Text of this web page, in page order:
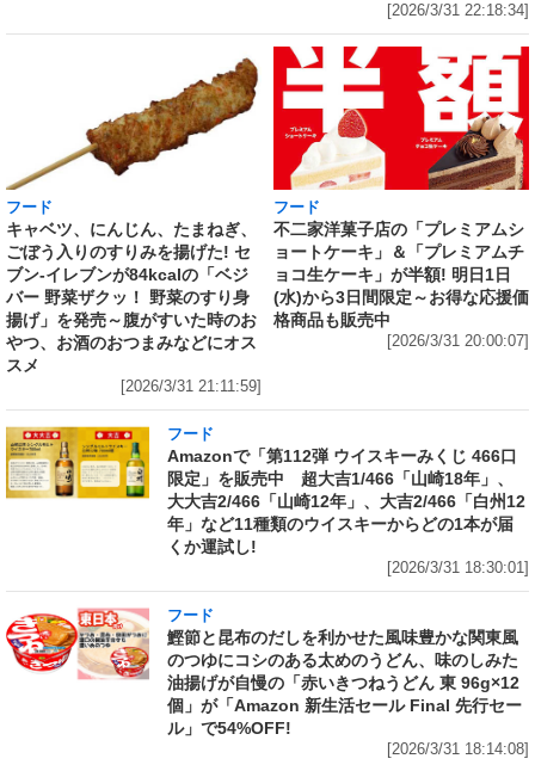
[2026/3/31 22:18:34]
フード
キャベツ、にんじん、たまねぎ、
ごぼう入りのすりみを揚げた! セ
ブン‐イレブンが84kcalの「ベジ
バー 野菜ザクッ！ 野菜のすり身
揚げ」を発売～腹がすいた時のお
やつ、お酒のおつまみなどにオス
スメ
[2026/3/31 21:11:59]
フード
不二家洋菓子店の「プレミアムシ
ョートケーキ」＆「プレミアムチ
ョコ生ケーキ」が半額! 明日1日
(水)から3日間限定～お得な応援価
格商品も販売中
[2026/3/31 20:00:07]
フード
Amazonで「第112弾 ウイスキーみくじ 466口
限定」を販売中 超大吉1/466「山崎18年」、
大大吉2/466「山崎12年」、大吉2/466「白州12
年」など11種類のウイスキーからどの1本が届
くか運試し!
[2026/3/31 18:30:01]
フード
鰹節と昆布のだしを利かせた風味豊かな関東風
のつゆにコシのある太めのうどん、味のしみた
油揚げが自慢の「赤いきつねうどん 東 96g×12
個」が「Amazon 新生活セール Final 先行セー
ル」で54%OFF!
[2026/3/31 18:14:08]